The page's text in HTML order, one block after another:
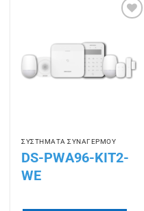
επιθυμιών
ΣΥΣΤΗΜΑΤΑ ΣΥΝΑΓΕΡΜΟΥ
DS-PWA96-KIT2-
WE